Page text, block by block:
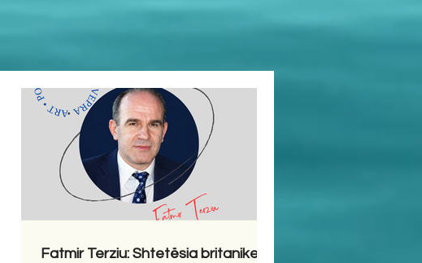
Fatmir Terziu: Shtetësia britanike